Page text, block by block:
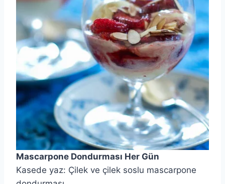
Mascarpone Dondurması Her Gün
Kasede yaz: Çilek ve çilek soslu mascarpone